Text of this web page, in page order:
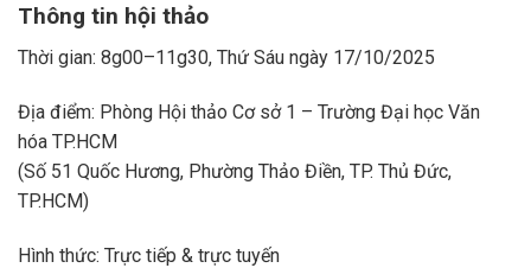
Thông tin hội thảo
Thời gian: 8g00–11g30, Thứ Sáu ngày 17/10/2025
Địa điểm: Phòng Hội thảo Cơ sở 1 – Trường Đại học Văn
hóa TP.HCM
(Số 51 Quốc Hương, Phường Thảo Điền, TP. Thủ Đức,
TP.HCM)
Hình thức: Trực tiếp & trực tuyến